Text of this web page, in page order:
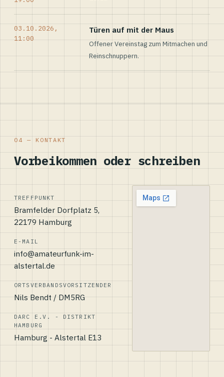
03.10.2026,
11:00
Türen auf mit der Maus
Offener Vereinstag zum Mitmachen und
Reinschnuppern.
04 — KONTAKT
Vorbeikommen oder schreiben
TREFFPUNKT
Bramfelder Dorfplatz 5,
22179 Hamburg
E-MAIL
info@amateurfunk-im-
alstertal.de
ORTSVERBANDSVORSITZENDER
Nils Bendt / DM5RG
DARC E.V. - DISTRIKT
HAMBURG
Hamburg - Alstertal E13